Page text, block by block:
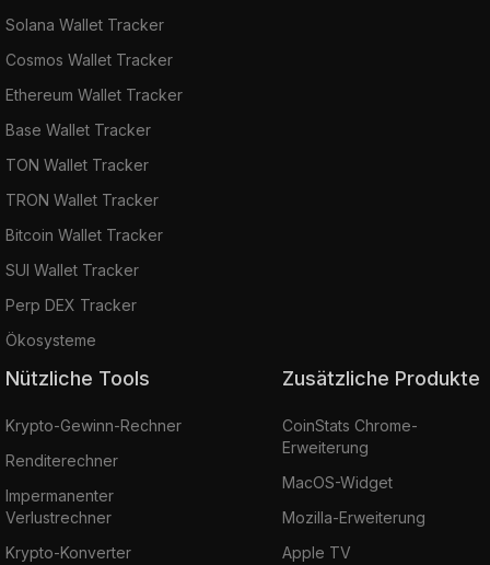
Solana Wallet Tracker
Cosmos Wallet Tracker
Ethereum Wallet Tracker
Base Wallet Tracker
TON Wallet Tracker
TRON Wallet Tracker
Bitcoin Wallet Tracker
SUI Wallet Tracker
Perp DEX Tracker
Ökosysteme
Nützliche Tools
Krypto-Gewinn-Rechner
Renditerechner
Impermanenter
Verlustrechner
Krypto-Konverter
Zusätzliche Produkte
CoinStats Chrome-
Erweiterung
MacOS-Widget
Mozilla-Erweiterung
Apple TV